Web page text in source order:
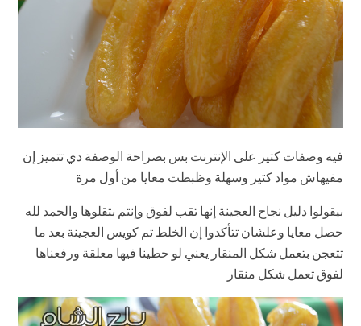
فيه وصفات كتير على الإنترنت بس بصراحة الوصفة دي تتميز إن
مفيهاش مواد كتير وسهلة وظبطت معايا من أول مرة
بيقولوا دليل نجاح العجينة إنها تقب لفوق وإنتم بتقلوها والحمد لله
حصل معايا وعلشان تتأكدوا إن الخلط تم كويس العجينة بعد ما
تتعجن بتعمل شكل المنقار يعني لو حطينا فيها معلقة ورفعناها
لفوق تعمل شكل منقار